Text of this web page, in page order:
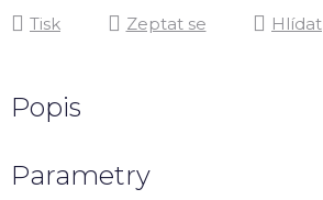
Tisk Zeptat se Hlídat
Popis
Parametry